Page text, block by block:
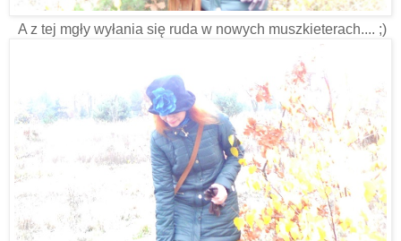
A z tej mgły wyłania się ruda w nowych muszkieterach.... ;)